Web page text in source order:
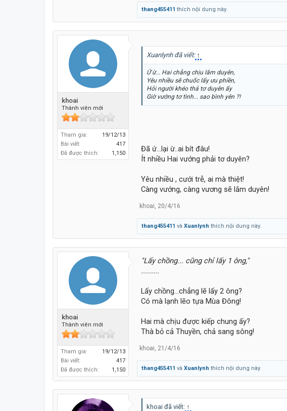
thang455411 thích nội dung này.
khoai
Thành viên mới
Tham gia:
19/12/13
Bài viết:
417
Đã được thích:
1,150
Xuanlynh đã viết: ↑
Ứ ừ... Hai chẳng chịu lắm duyên,
Yêu nhiều sẽ chuốc lấy ưu phiền,
Hỏi người khéo thả tơ duyên ấy
Giờ vướng tơ tình... sao bình yên ?!
Đã ứ...lại ừ..ai bít đâu!
Ít nhiều Hai vướng phải tơ duyên?
Yêu nhiều , cưới trễ, ai mà thiệt!
Càng vướng, càng vương sẽ lắm duyên!
khoai, 20/4/16
thang455411 và Xuanlynh thích nội dung này.
khoai
Thành viên mới
Tham gia:
19/12/13
Bài viết:
417
Đã được thích:
1,150
"Lấy chồng... cũng chỉ lấy 1 ông,"
.........
Lấy chồng...chẳng lẽ lấy 2 ông?
Có mà lạnh lẽo tựa Mùa Đông!
Hai mà chịu được kiếp chung ấy?
Thà bỏ cả Thuyền, chả sang sông!
khoai, 21/4/16
thang455411 và Xuanlynh thích nội dung này.
khoai đã viết: ↑